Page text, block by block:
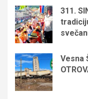
311.
Vesna